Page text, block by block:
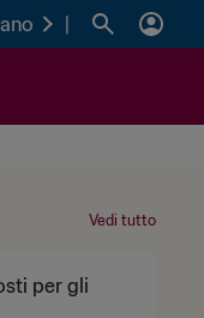
Vedi tutto
per gli